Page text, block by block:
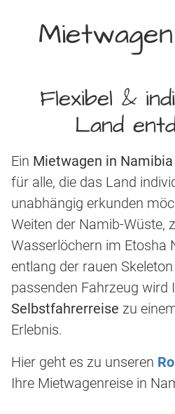
Flexibel &
Land
Ein Mietwagen in Namibia
für alle, die das Land
unabhängig erkunden
Weiten der Namib-Wüste,
Wasserlöchern im Etosha
entlang der rauen
passenden Fahrzeug wird
Selbstfahrerreise zu
Erlebnis.
Hier geht es zu unseren
Ihre Mietwagenreise in